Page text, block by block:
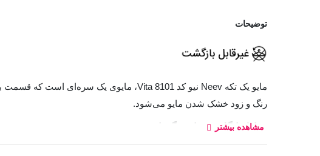
توضیحات
مایو یک تکه Neev نیو کد Vita 8101، مایوی یک سره‌ای است که قسمت بالا تنه و پایین تنه آن به هم وصل است. جنس پارچه بکار رفته در این
رنگ و زود خشک شدن مایو می‌شود.
معادل انگلیسی نام رنگ‌ها:
کالباسی: Chill
مشاهده بیشتر